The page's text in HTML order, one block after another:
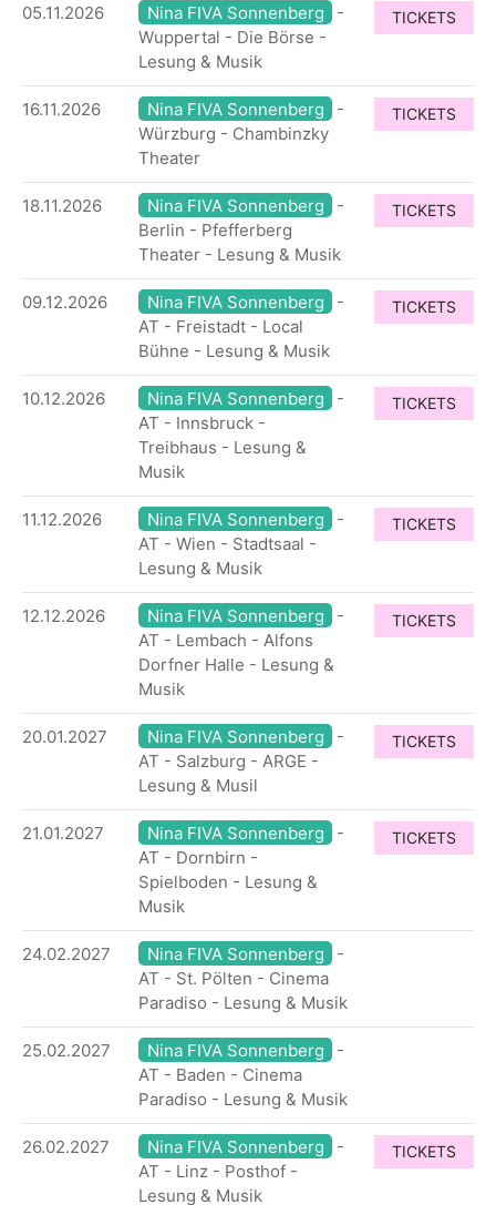
05.11.2026 Nina FIVA Sonnenberg
-
Wuppertal - Die Börse -
Lesung & Musik
TICKETS
16.11.2026 Nina FIVA Sonnenberg
-
Würzburg - Chambinzky
Theater
TICKETS
18.11.2026 Nina FIVA Sonnenberg
-
Berlin - Pfefferberg
Theater - Lesung & Musik
TICKETS
09.12.2026 Nina FIVA Sonnenberg
-
AT - Freistadt - Local
Bühne - Lesung & Musik
TICKETS
10.12.2026 Nina FIVA Sonnenberg
-
AT - Innsbruck -
Treibhaus - Lesung &
Musik
TICKETS
11.12.2026 Nina FIVA Sonnenberg
-
AT - Wien - Stadtsaal -
Lesung & Musik
TICKETS
12.12.2026 Nina FIVA Sonnenberg
-
AT - Lembach - Alfons
Dorfner Halle - Lesung &
Musik
TICKETS
20.01.2027 Nina FIVA Sonnenberg
-
AT - Salzburg - ARGE -
Lesung & Musil
TICKETS
21.01.2027 Nina FIVA Sonnenberg
-
AT - Dornbirn -
Spielboden - Lesung &
Musik
TICKETS
24.02.2027 Nina FIVA Sonnenberg
-
AT - St. Pölten - Cinema
Paradiso - Lesung & Musik
25.02.2027 Nina FIVA Sonnenberg
-
AT - Baden - Cinema
Paradiso - Lesung & Musik
26.02.2027 Nina FIVA Sonnenberg
-
AT - Linz - Posthof -
Lesung & Musik
TICKETS